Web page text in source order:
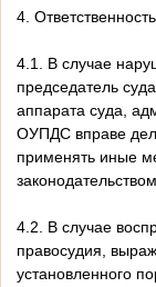
4.
4.1. В случае
председатель
аппарата суда,
ОУПДС вправе
применять иные
4.2. В случае
правосудия,
установленного